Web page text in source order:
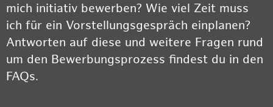
mich initiativ bewerben? Wie viel Zeit muss
ich für ein Vorstellungsgespräch einplanen?
Antworten auf diese und weitere Fragen rund
um den Bewerbungsprozess findest du in den
FAQs.